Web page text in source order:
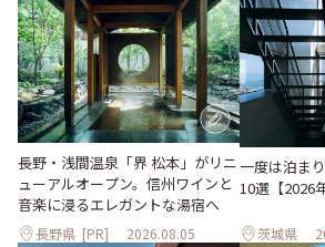
長野・浅間温泉「界 松本」がリニ
ューアルオープン。信州ワインと
音楽に浸るエレガントな湯宿へ
長野県 [PR] 2026.08.05
一度は泊ま
10選【2026
茨城県